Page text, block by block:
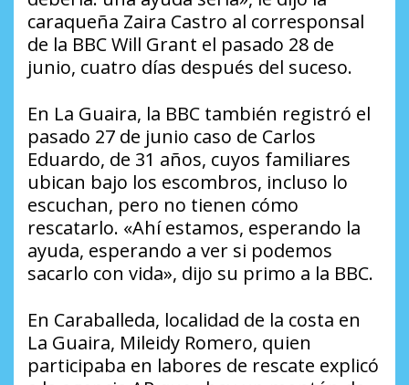
caraqueña Zaira Castro al corresponsal
de la BBC Will Grant el pasado 28 de
junio, cuatro días después del suceso.
En La Guaira, la BBC también registró el
pasado 27 de junio caso de Carlos
Eduardo, de 31 años, cuyos familiares
ubican bajo los escombros, incluso lo
escuchan, pero no tienen cómo
rescatarlo. «Ahí estamos, esperando la
ayuda, esperando a ver si podemos
sacarlo con vida», dijo su primo a la BBC.
En Caraballeda, localidad de la costa en
La Guaira, Mileidy Romero, quien
participaba en labores de rescate explicó